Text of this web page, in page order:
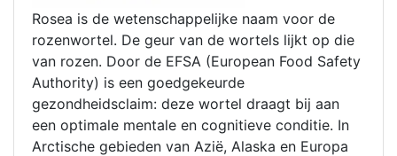
Rosea is de wetenschappelijke naam voor de
rozenwortel. De geur van de wortels lijkt op die
van rozen. Door de EFSA (European Food Safety
Authority) is een goedgekeurde
gezondheidsclaim: deze wortel draagt bij aan
een optimale mentale en cognitieve conditie. In
Arctische gebieden van Azië, Alaska en Europa